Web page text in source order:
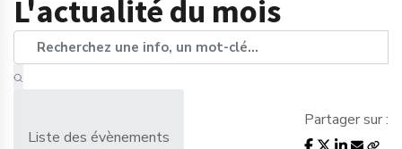
L'actualité du mois
Liste des évènements
Partager sur :